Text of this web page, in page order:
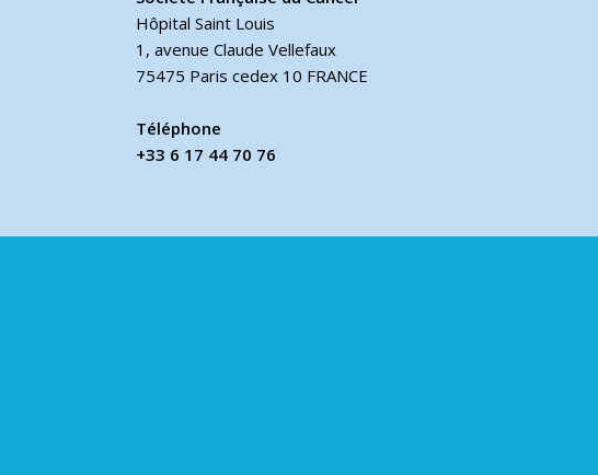
Hôpital Saint Louis
1, avenue Claude Vellefaux
75475 Paris cedex 10 FRANCE
Téléphone
+33 6 17 44 70 76